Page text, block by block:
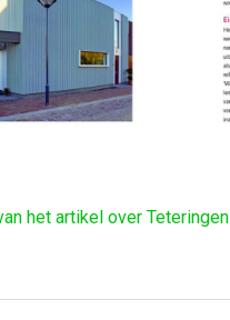
het artikel over Teteringen